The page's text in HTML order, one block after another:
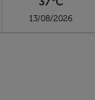
13/08/2026